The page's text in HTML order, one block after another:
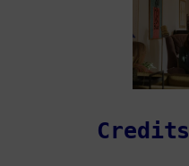
Credits